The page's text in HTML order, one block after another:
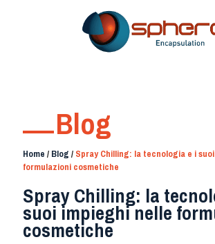
Blog
Home / Blog / Spray Chilling: la tecnologia e i
formulazioni cosmetiche
Spray Chilling: la
suoi impieghi nelle
cosmetiche